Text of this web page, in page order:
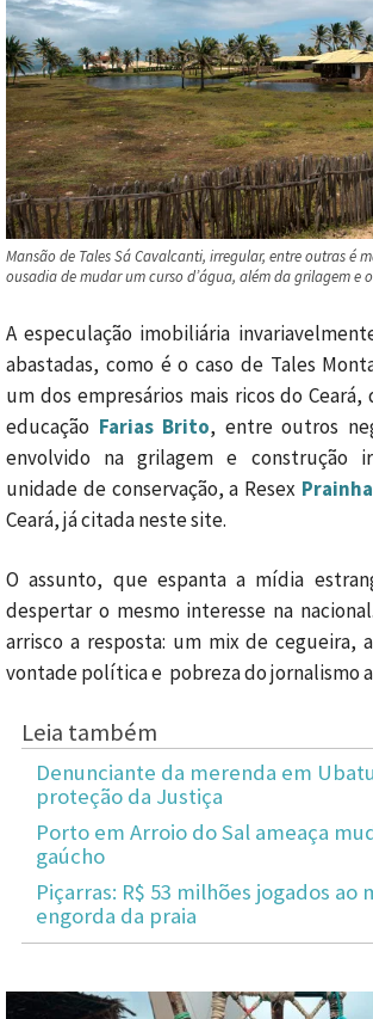
Mansão de Tales Sá Cavalcanti, irregular, entre outras é
ousadia de mudar um curso d’água, além da grilagem e
A especulação imobiliária
abastadas, como é o caso de Tales
um dos empresários mais ricos do
educação Farias Brito, entre outros
envolvido na grilagem e construção
unidade de conservação, a Resex
Ceará, já citada neste site.
O assunto, que espanta a mídia
despertar o mesmo interesse na
arrisco a resposta: um mix de cegueira,
vontade política e pobreza do jornalismo
Leia também
Denunciante da merenda em
proteção da Justiça
Porto em Arroio do Sal ameaça
gaúcho
Piçarras: R$ 53 milhões jogados ao
engorda da praia